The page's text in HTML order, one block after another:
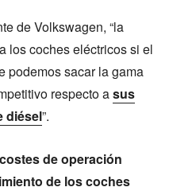
de Volkswagen, “la
los coches eléctricos si el
podemos sacar la gama
respecto asus
diésel”.
de operación
de los coches